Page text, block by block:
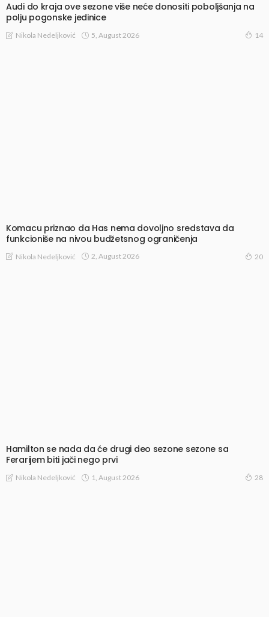
Audi do kraja ove sezone više neće donositi poboljšanja na
polju pogonske jedinice
Nikola Nedeljković 5, August 2026 14
Komacu priznao da Has nema dovoljno sredstava da
funkcioniše na nivou budžetsnog ograničenja
Nikola Nedeljković 2, August 2026 20
Hamilton se nada da će drugi deo sezone sezone sa
Ferarijem biti jači nego prvi
Nikola Nedeljković 1, August 2026 28